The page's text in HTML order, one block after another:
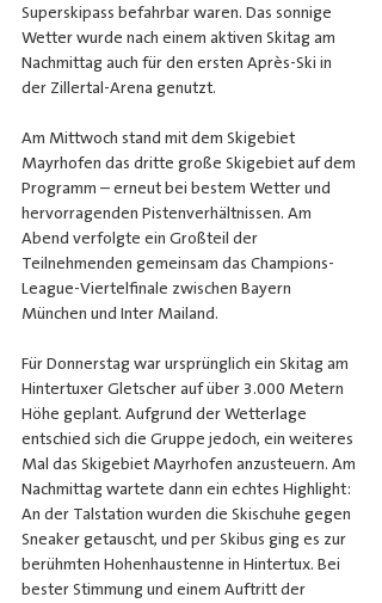
Superskipass befahrbar waren. Das sonnige
Wetter wurde nach einem aktiven Skitag am
Nachmittag auch für den ersten Après-Ski in
der Zillertal-Arena genutzt.
Am Mittwoch stand mit dem Skigebiet
Mayrhofen das dritte große Skigebiet auf dem
Programm – erneut bei bestem Wetter und
hervorragenden Pistenverhältnissen. Am
Abend verfolgte ein Großteil der
Teilnehmenden gemeinsam das Champions-
League-Viertelfinale zwischen Bayern
München und Inter Mailand.
Für Donnerstag war ursprünglich ein Skitag am
Hintertuxer Gletscher auf über 3.000 Metern
Höhe geplant. Aufgrund der Wetterlage
entschied sich die Gruppe jedoch, ein weiteres
Mal das Skigebiet Mayrhofen anzusteuern. Am
Nachmittag wartete dann ein echtes Highlight:
An der Talstation wurden die Skischuhe gegen
Sneaker getauscht, und per Skibus ging es zur
berühmten Hohenhaustenne in Hintertux. Bei
bester Stimmung und einem Auftritt der